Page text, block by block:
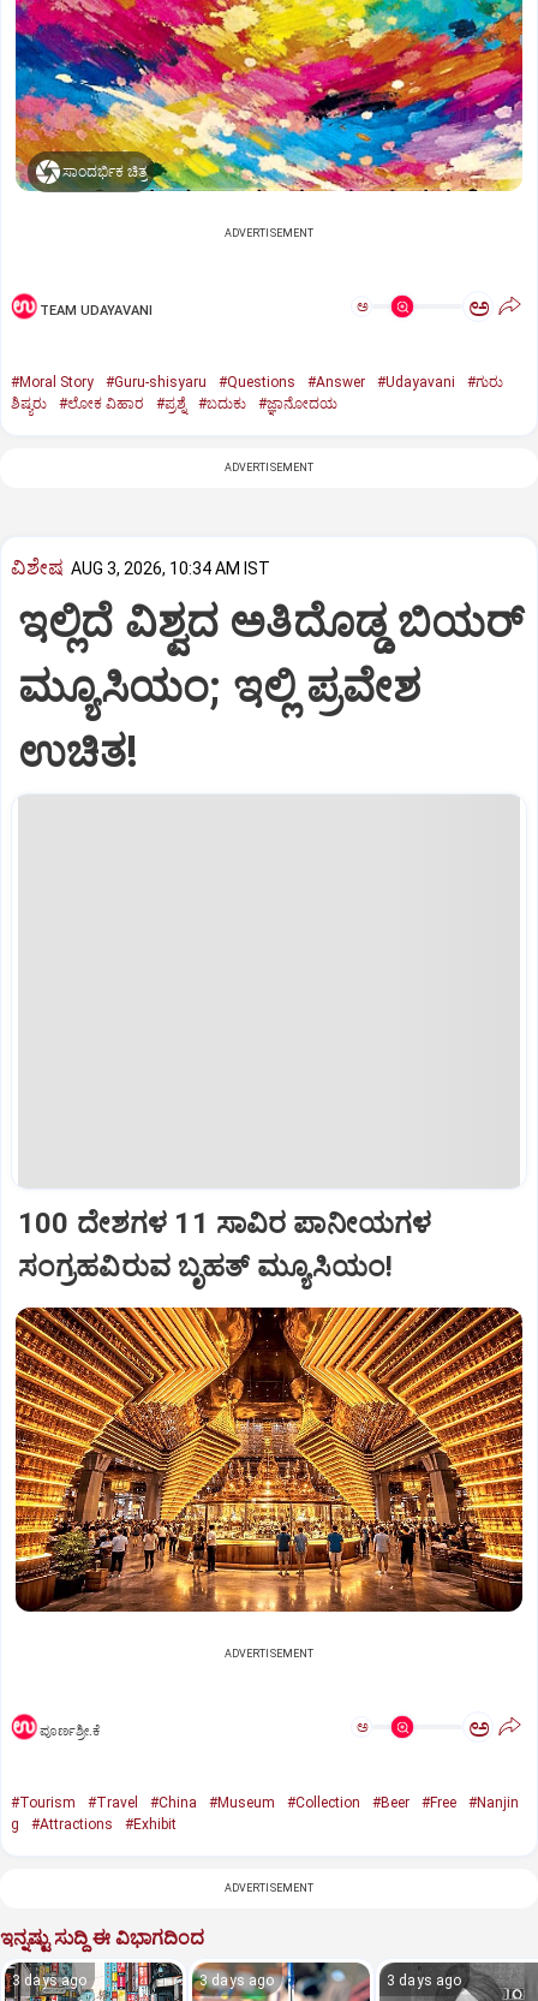
ಸಾಂದರ್ಭಿಕ ಚಿತ್ರ
ADVERTISEMENT
TEAM UDAYAVANI ಅ ಅ
#Moral Story #Guru-shisyaru #Questions #Answer #Udayavani
#ಗುರು
ಶಿಷ್ಯರು
#ಲೋಕ ವಿಹಾರ #ಪ್ರಶ್ನೆ #ಬದುಕು #ಜ್ಞಾನೋದಯ
ADVERTISEMENT
ವಿಶೇಷ AUG 3, 2026, 10:34 AM IST
ಇಲ್ಲಿದೆ ವಿಶ್ವದ ಅತಿದೊಡ್ಡ ಬಿಯರ್
ಮ್ಯೂಸಿಯಂ; ಇಲ್ಲಿ ಪ್ರವೇಶ
ಉಚಿತ!
100 ದೇಶಗಳ 11 ಸಾವಿರ ಪಾನೀಯಗಳ
ಸಂಗ್ರಹವಿರುವ ಬೃಹತ್ ಮ್ಯೂಸಿಯಂ!
ADVERTISEMENT
ಪೂರ್ಣಶ್ರೀ.ಕೆ ಅ ಅ
#Tourism #Travel #China #Museum #Collection #Beer #Free
#Nanjin
g
#Attractions #Exhibit
ADVERTISEMENT
ಇನ್ನಷ್ಟು ಸುದ್ದಿ ಈ ವಿಭಾಗದಿಂದ
3 days ago 3 days ago 3 days ago